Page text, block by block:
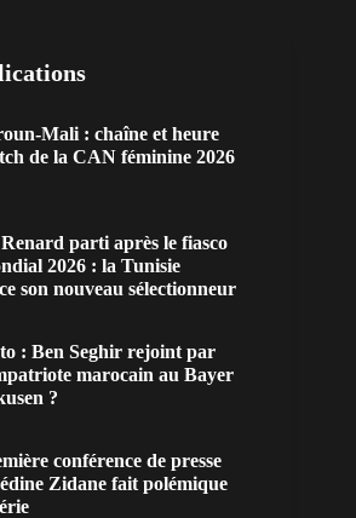
Mali : chaîne et heure
de la CAN féminine 2026
parti après le fiasco
2026 : la Tunisie
son nouveau sélectionneur
: Ben Seghir rejoint par
marocain au Bayer
?
conférence de presse
Zidane fait polémique